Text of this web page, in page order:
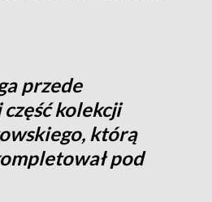
przede
kolekcji
którą
pod